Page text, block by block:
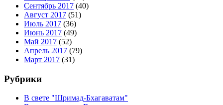
Сентябрь 2017 (40)
Август 2017 (51)
Июль 2017 (36)
Июнь 2017 (49)
Май 2017 (52)
Апрель 2017 (79)
Март 2017 (31)
Рубрики
В свете "Шримад-Бхагаватам"